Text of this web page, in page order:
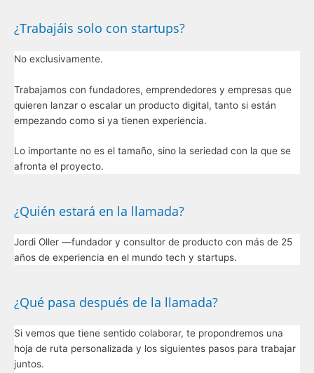
¿Trabajáis solo con startups?
No exclusivamente.
Trabajamos con fundadores, emprendedores y empresas que
quieren lanzar o escalar un producto digital, tanto si están
empezando como si ya tienen experiencia.
Lo importante no es el tamaño, sino la seriedad con la que se
afronta el proyecto.
¿Quién estará en la llamada?
Jordi Oller —fundador y consultor de producto con más de 25
años de experiencia en el mundo tech y startups.
¿Qué pasa después de la llamada?
Si vemos que tiene sentido colaborar, te propondremos una
hoja de ruta personalizada y los siguientes pasos para trabajar
juntos.